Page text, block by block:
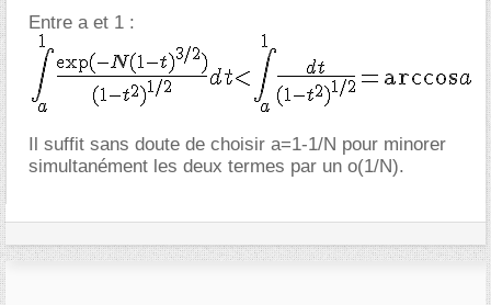
Entre a et 1 :
Il suffit sans doute de choisir a=1-1/N pour minorer
simultanément les deux termes par un o(1/N).